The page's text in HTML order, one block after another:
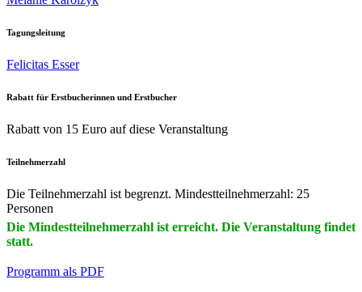
Tagungsleitung
Felicitas Esser
Rabatt für Erstbucherinnen und Erstbucher
Rabatt von 15 Euro auf diese Veranstaltung
Teilnehmerzahl
Die Teilnehmerzahl ist begrenzt. Mindestteilnehmerzahl: 25
Personen
Die Mindestteilnehmerzahl ist erreicht. Die Veranstaltung findet
statt.
Programm als PDF